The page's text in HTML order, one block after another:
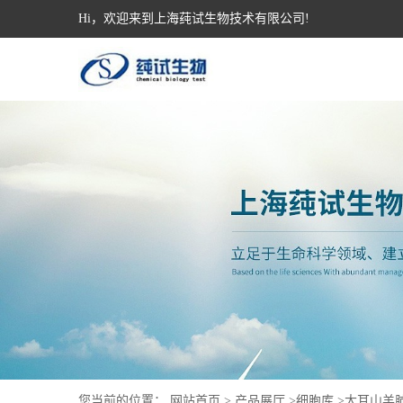
Hi，欢迎来到上海莼试生物技术有限公司!